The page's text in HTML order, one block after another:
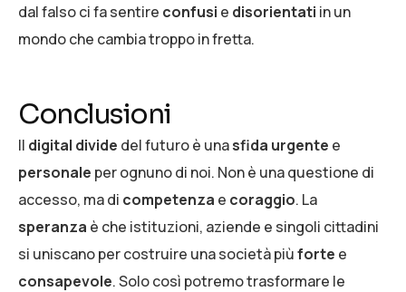
dal falso ci fa sentire confusi e disorientati in un
mondo che cambia troppo in fretta.
Conclusioni
Il digital divide del futuro è unasfida urgente e
personale per ognuno di noi. Non è una questione di
accesso, ma di competenza e coraggio. La
speranza è che istituzioni, aziende e singoli cittadini
si uniscano per costruire una società piùforte e
consapevole. Solo così potremo trasformare le